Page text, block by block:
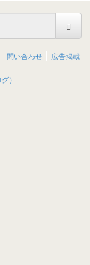
問い合わせ 広告掲載
）